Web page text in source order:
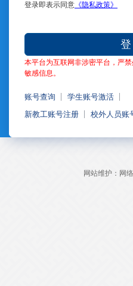
登录即表示同意 《隐私政策》
本平台为互联网非涉密平台，严
敏感信息。
账号查询
学生账号激活
新教工账号注册
校外人员账
网站维护：网